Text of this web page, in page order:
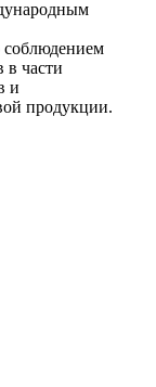
соблюдением
в части
и
продукции.